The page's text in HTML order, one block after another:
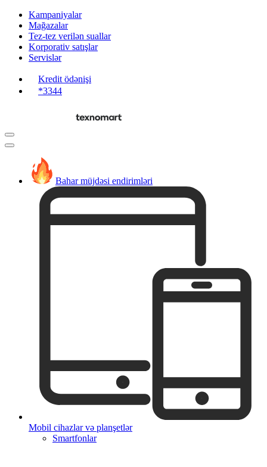
Kampaniyalar
Mağazalar
Tez-tez verilən suallar
Korporativ satışlar
Servislər
Kredit ödənişi
*3344
Bahar müjdəsi endirimləri
Mobil cihazlar və planşetlər
Smartfonlar